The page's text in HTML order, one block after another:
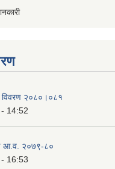
विवरण २०८०।०८१
14:52
आ.व. २०७९-८०
16:53